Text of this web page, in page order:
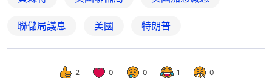
聯儲局議息 美國 特朗普
2 0 0 1 0